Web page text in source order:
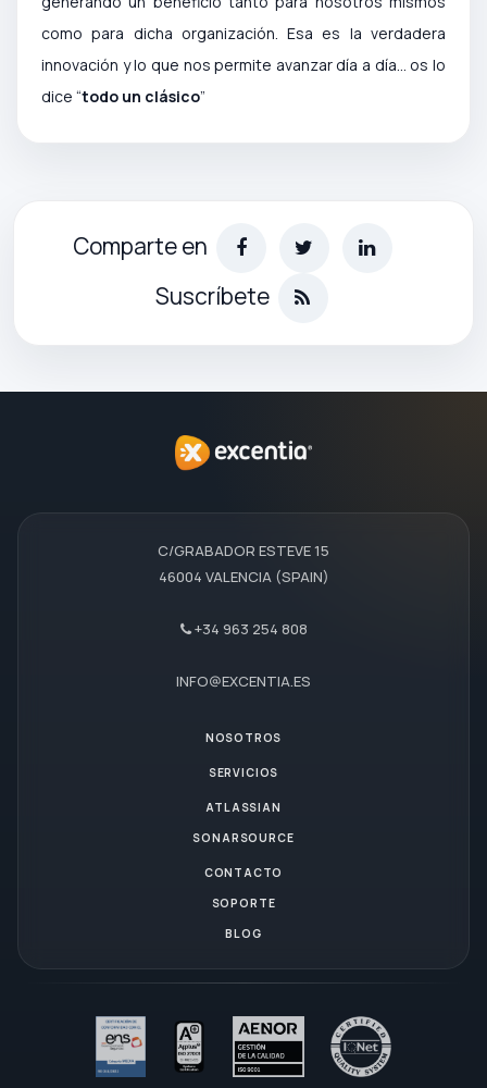
como para dicha organización. Esa es la verdadera
innovación y lo que nos permite avanzar día a día... os lo
dice “todo un clásico”
Comparte en
Suscríbete
C/GRABADOR ESTEVE 15
46004 VALENCIA (SPAIN)
+34 963 254 808
INFO@EXCENTIA.ES
NOSOTROS
SERVICIOS
ATLASSIAN
SONARSOURCE
CONTACTO
SOPORTE
BLOG